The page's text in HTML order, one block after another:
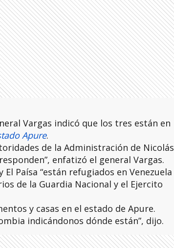
Vargas indicó que los tres están en
Apure.
de la Administración de Nicolás
enfatizó el general Vargas.
Paísa “están refugiados en Venezuela
de la Guardia Nacional y el Ejercito
y casas en el estado de Apure.
indicándonos dónde están”, dijo.